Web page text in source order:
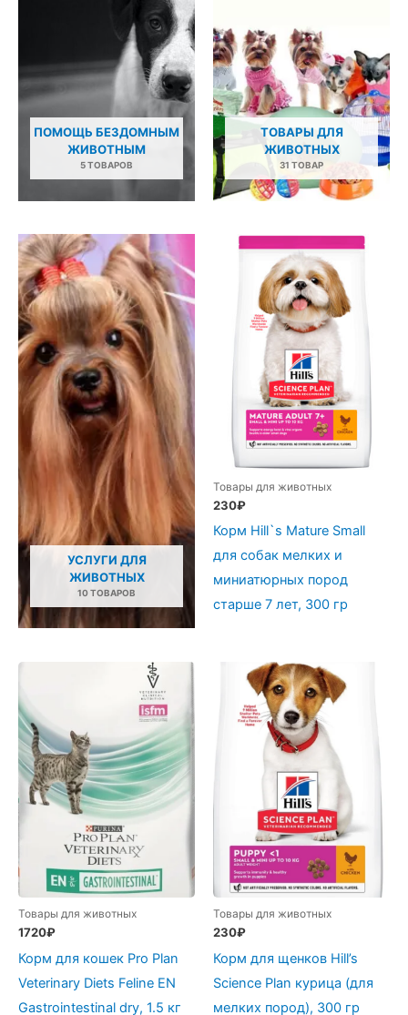
ПОМОЩЬ БЕЗДОМНЫМ
ЖИВОТНЫМ
5 ТОВАРОВ
ТОВАРЫ ДЛЯ
ЖИВОТНЫХ
31 ТОВАР
УСЛУГИ ДЛЯ
ЖИВОТНЫХ
10 ТОВАРОВ
Товары для животных
230₽
Корм Hill`s Mature Small
для собак мелких и
миниатюрных пород
старше 7 лет, 300 гр
Товары для животных
1720₽
Корм для кошек Pro Plan
Veterinary Diets Feline EN
Gastrointestinal dry, 1.5 кг
Товары для животных
230₽
Корм для щенков Hill’s
Science Plan курица (для
мелких пород), 300 гр